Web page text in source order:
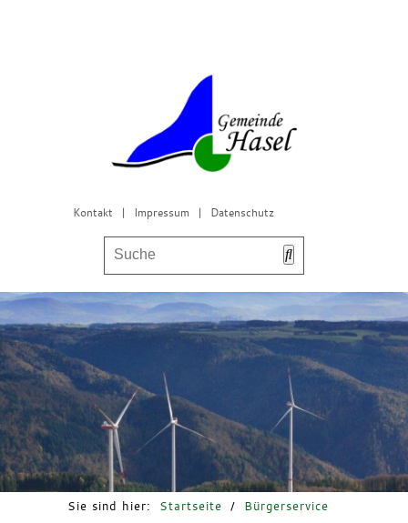
Kontakt | Impressum | Datenschutz
Bürgerservice & Gemeinderat
Leben in Hasel
Freizeit & Tourismus
Sie sind hier: Startseite /
Bürgerservice